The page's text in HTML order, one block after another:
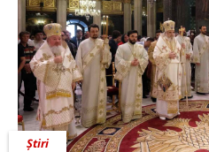
Știri